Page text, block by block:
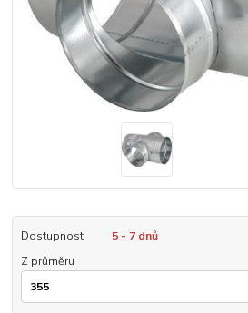
Dostupnost
5 - 7 dnů
Z průměru